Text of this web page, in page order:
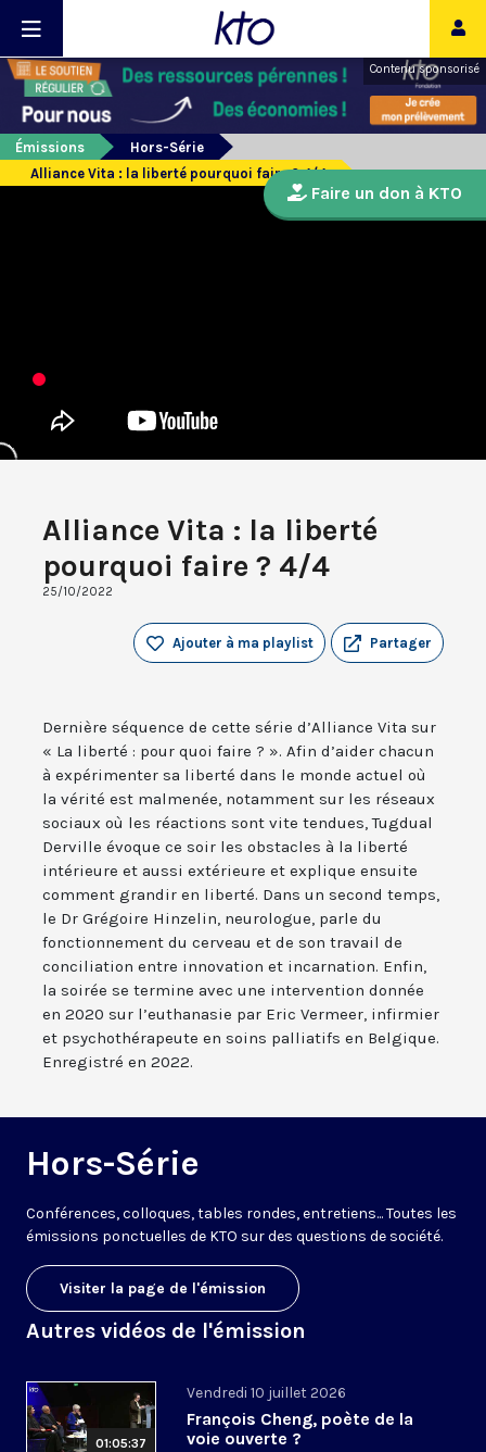
Contenu sponsorisé
Émissions
Hors-Série
Alliance Vita : la liberté pourquoi faire ? 4/4
Alliance Vita : la liberté
pourquoi faire ? 4/4
25/10/2022
Partager
Ajouter à ma playlist
Dernière séquence de cette série d’Alliance Vita sur
« La liberté : pour quoi faire ? ». Afin d’aider chacun
à expérimenter sa liberté dans le monde actuel où
la vérité est malmenée, notamment sur les réseaux
sociaux où les réactions sont vite tendues, Tugdual
Derville évoque ce soir les obstacles à la liberté
intérieure et aussi extérieure et explique ensuite
comment grandir en liberté. Dans un second temps,
le Dr Grégoire Hinzelin, neurologue, parle du
fonctionnement du cerveau et de son travail de
conciliation entre innovation et incarnation. Enfin,
la soirée se termine avec une intervention donnée
en 2020 sur l’euthanasie par Eric Vermeer, infirmier
et psychothérapeute en soins palliatifs en Belgique.
Enregistré en 2022.
Hors-Série
Conférences, colloques, tables rondes, entretiens... Toutes les
émissions ponctuelles de KTO sur des questions de société.
Visiter la page de l'émission
Autres vidéos de l'émission
01:05:37
Vendredi 10 juillet 2026
François Cheng, poète de la
voie ouverte ?
Faire un don à KTO